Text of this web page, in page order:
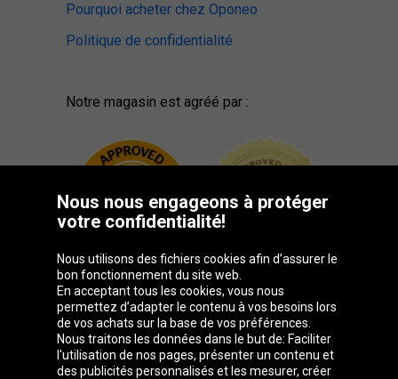
Pourquoi acheter chez Oponeo
Politique de confidentialité
Notre magasin est agréé par :
Groupe Oponeo
Nous nous engageons à protéger
votre confidentialité!
Nous utilisons des fichiers cookies afin d’assurer le
bon fonctionnement du site web.
En acceptant tous les cookies, vous nous
permettez d’adapter le contenu à vos besoins lors
de vos achats sur la base de vos préférences.
Nous traitons les données dans le but de: Faciliter
l'utilisation de nos pages, présenter un contenu et
des publicités personnalisés et les mesurer, créer